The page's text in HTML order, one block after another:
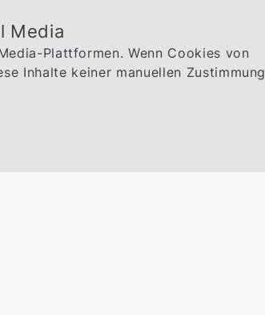
Media
Plattformen. Wenn Cookies von
Inhalte keiner manuellen Zustimmung